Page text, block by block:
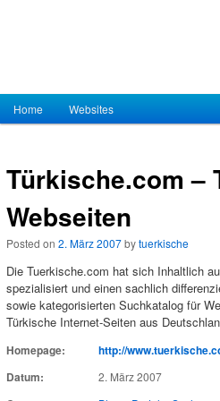
Hauptmenü
Zum Inhalt wechseln
Zum sekundären Inhalt wechseln
Home Websites
Türkische.com –
Webseiten
Posted on 2. März 2007 bytuerkische
Die Tuerkische.com hat sich Inhaltlich
spezialisiert und einen sachlich
sowie kategorisierten Suchkatalog für
Türkische Internet-Seiten aus
Homepage:
http://
Datum:
2. März 2007